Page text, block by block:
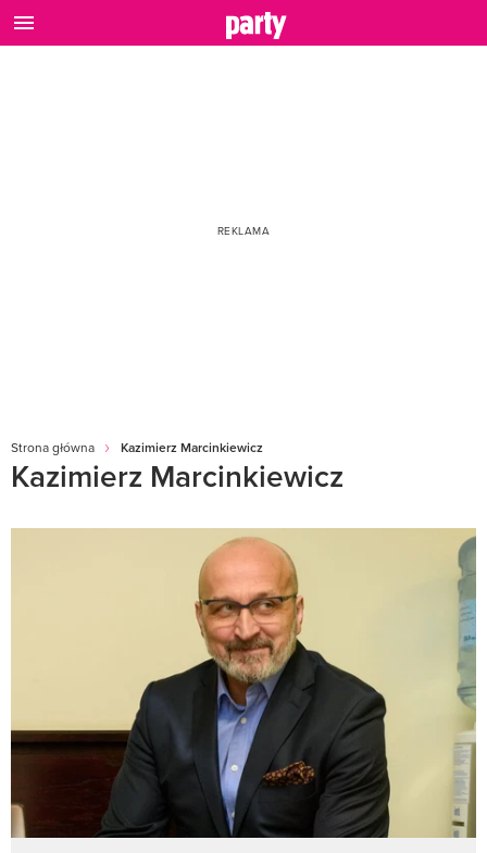
Strona główna Kazimierz Marcinkiewicz
Kazimierz Marcinkiewicz